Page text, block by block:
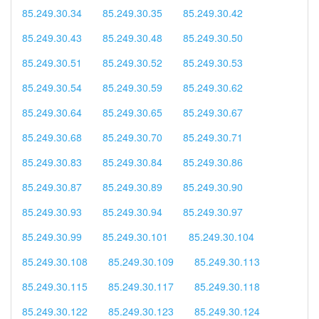
85.249.30.34
85.249.30.35
85.249.30.42
85.249.30.43
85.249.30.48
85.249.30.50
85.249.30.51
85.249.30.52
85.249.30.53
85.249.30.54
85.249.30.59
85.249.30.62
85.249.30.64
85.249.30.65
85.249.30.67
85.249.30.68
85.249.30.70
85.249.30.71
85.249.30.83
85.249.30.84
85.249.30.86
85.249.30.87
85.249.30.89
85.249.30.90
85.249.30.93
85.249.30.94
85.249.30.97
85.249.30.99
85.249.30.101
85.249.30.104
85.249.30.108
85.249.30.109
85.249.30.113
85.249.30.115
85.249.30.117
85.249.30.118
85.249.30.122
85.249.30.123
85.249.30.124